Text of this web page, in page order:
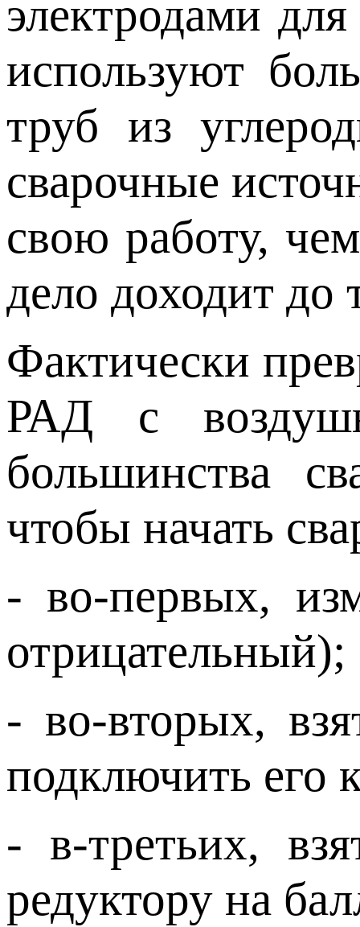
электродами
используют
труб из
сварочные
свою работу,
дело доходит до
Фактически
РАД с
большинства
чтобы начать
- во-первых,
отрицательный);
- во-вторых,
подключить его
- в-третьих,
редуктору на